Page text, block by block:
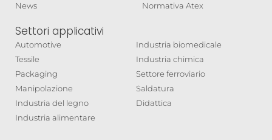
News
Normativa Atex
Settori applicativi
Automotive
Tessile
Packaging
Manipolazione
Industria del legno
Industria alimentare
Industria biomedicale
Industria chimica
Settore ferroviario
Saldatura
Didattica